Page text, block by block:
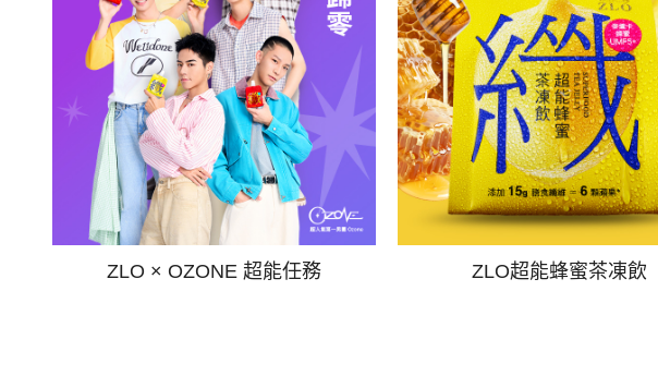
ZLO × OZONE 超能任務 ZLO超能蜂蜜茶凍飲